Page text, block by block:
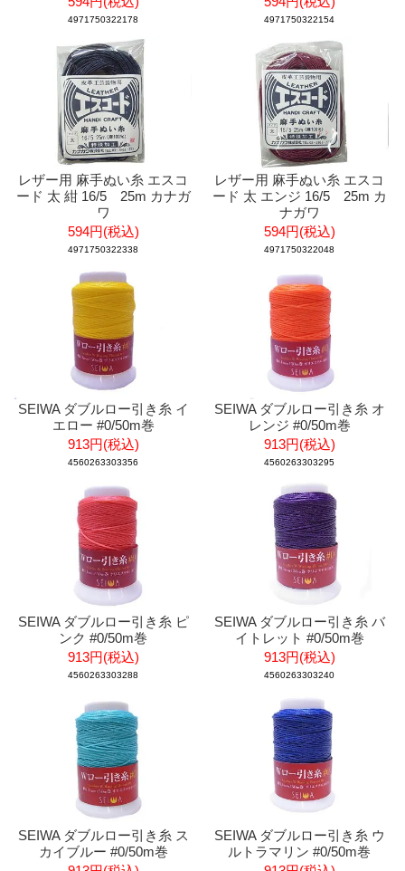
4971750322178 4971750322154
レザー用 麻手ぬい糸 エスコ
ード 太 紺 16/5 25m カナガ
ワ
594円(税込)
4971750322338
レザー用 麻手ぬい糸 エスコ
ード 太 エンジ 16/5 25m カ
ナガワ
594円(税込)
4971750322048
SEIWA ダブルロー引き糸 イ
エロー #0/50m巻
913円(税込)
4560263303356
SEIWA ダブルロー引き糸 オ
レンジ #0/50m巻
913円(税込)
4560263303295
SEIWA ダブルロー引き糸 ピ
ンク #0/50m巻
913円(税込)
4560263303288
SEIWA ダブルロー引き糸 バ
イトレット #0/50m巻
913円(税込)
4560263303240
SEIWA ダブルロー引き糸 ス
カイブルー #0/50m巻
SEIWA ダブルロー引き糸 ウ
ルトラマリン #0/50m巻